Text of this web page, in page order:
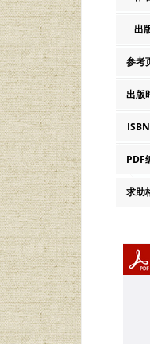
出
参考
出版
PDF
求助